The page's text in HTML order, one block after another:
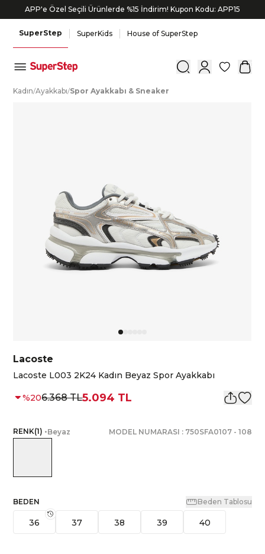
APP'e Özel Seçili Ürünlerde %15 İndirim! Kupon Kodu: APP15
SuperStep SuperKids House of SuperStep
0
Kadın/Ayakkabı/Spor Ayakkabı & Sneaker
Lacoste
Lacoste L003 2K24 Kadın Beyaz Spor Ayakkabı
%206.368 TL5.094 TL
RENK(1) •Beyaz MODEL NUMARASI : 750SFA0107- 108
BEDEN Beden Tablosu
36 37 38 39 40